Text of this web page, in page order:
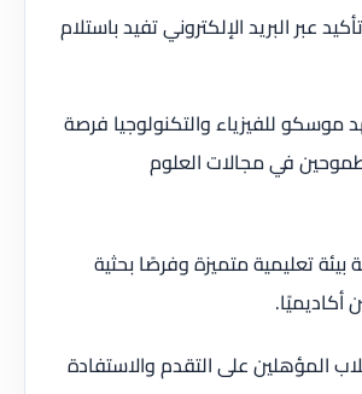
عبر البريد الإلكتروني تفيد باستلام
للفيزياء والتكنولوجيا فرصة
في مجالات العلوم
تعليمية متميزة وفرصًا بحثية
أكاديميًا.
المؤهلين على التقدم والاستفادة